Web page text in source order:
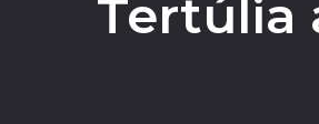
Tertúlia